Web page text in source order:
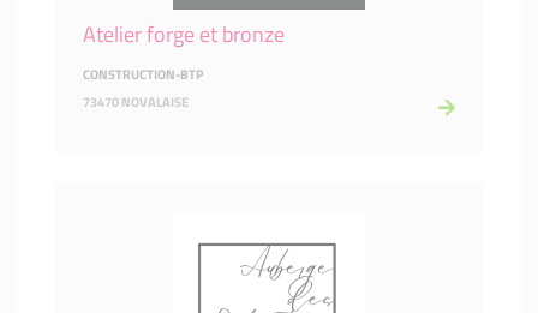
Atelier forge et bronze
CONSTRUCTION-BTP
73470 NOVALAISE